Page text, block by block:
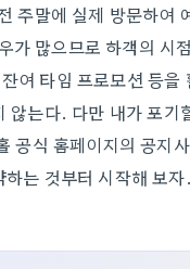
주말에 실제 방문하여
많으므로 하객의 시
여 타임 프로모션 등
는다. 다만 내가 포기
공식 홈페이지의 공지
는 것부터 시작해 보자.